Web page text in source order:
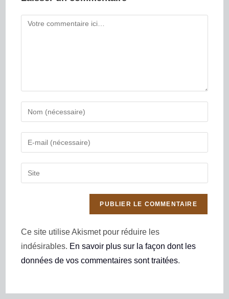
Ce site utilise Akismet pour réduire les
indésirables. En savoir plus sur la façon dont les
données de vos commentaires sont traitées.